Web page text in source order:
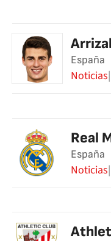
España
Noticias
Real
España
Noticias